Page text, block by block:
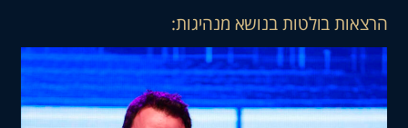
בולטות בנושא מנהיגות: